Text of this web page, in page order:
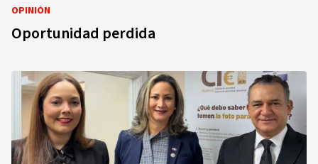
OPINIÓN
Oportunidad perdida